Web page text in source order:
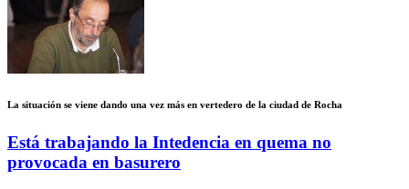
La situación se viene dando una vez más en vertedero de la ciudad de Rocha
Está trabajando la Intedencia en quema no
provocada en basurero